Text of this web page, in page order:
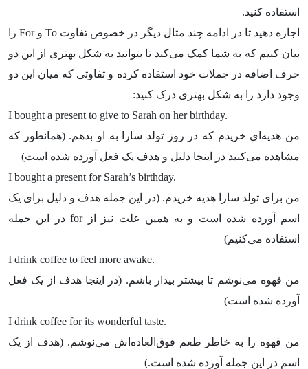
استفاده کنید.
اجازه دهید تا در ادامه چند مثال دیگر در خصوص تفاوت To وFor را
بیان کنیم که به شما کمک می‌کند تا بتوانید به شکل بهتری از این دو
حرف اضافه در جملات خود استفاده کرده و تفاوتی که میان این دو
وجود دارد را به شکل بهتری درک کنید:
I bought a present to give to Sarah on her birthday.
من هدیه‌ای خریدم که در روز تولد سارا به او بدهم. (همانطور که
مشاهده می‌کنید در اینجا دلیل و هدف یک فعل آورده شده است)
I bought a present for Sarah’s birthday.
من برای تولد سارا هدیه خریدم. (در این جمله هدف و دلیل برای یک
اسم آورده شده است و به همین علت نیز ازforدر این جمله
استفاده می‌کنیم)
I drink coffee to feel more awake.
من قهوه می‌نوشم تا بیشتر بیدار باشم. (در اینجا هدف از یک فعل
آورده شده است)
I drink coffee for its wonderful taste.
من قهوه را به خاطر طعم فوق‌العاده‌اش می‌نوشم. (هدف از یک
اسم در این جمله آورده شده است.)